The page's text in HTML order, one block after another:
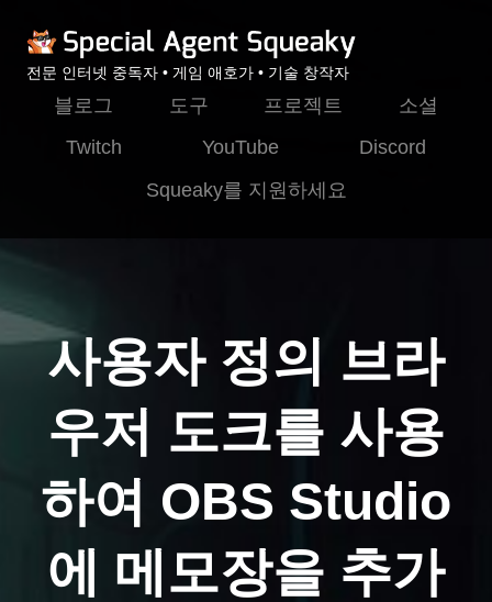
전문 인터넷 중독자 • 게임 애호가 • 기술 창작자
블로그 도구 프로젝트
소셜
Twitch
YouTube
Discord
Squeaky를 지원하세요
사용자 정의 브라
우저 도크를 사용
하여 OBS Studio
에 메모장을 추가